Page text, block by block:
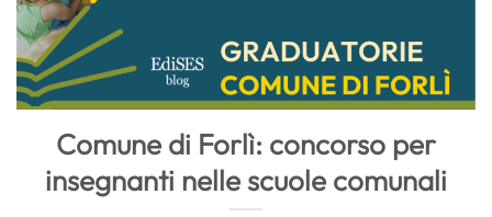
Comune di Forlì: concorso per
insegnanti nelle scuole comunali